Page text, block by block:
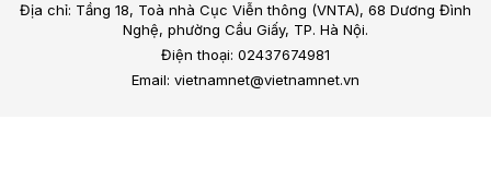
Địa chỉ: Tầng 18, Toà nhà Cục Viễn thông (VNTA), 68 Dương Đình
Nghệ, phường Cầu Giấy, TP. Hà Nội.
Điện thoại: 02437674981
Email: vietnamnet@vietnamnet.vn